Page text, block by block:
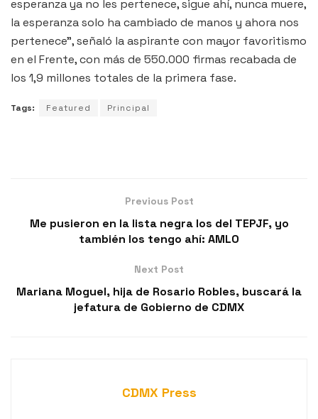
esperanza ya no les pertenece, sigue ahí, nunca muere,
la esperanza solo ha cambiado de manos y ahora nos
pertenece”, señaló la aspirante con mayor favoritismo
en el Frente, con más de 550.000 firmas recabada de
los 1,9 millones totales de la primera fase.
Tags: Featured Principal
Previous Post
Me pusieron en la lista negra los del TEPJF, yo
también los tengo ahí: AMLO
Next Post
Mariana Moguel, hija de Rosario Robles, buscará la
jefatura de Gobierno de CDMX
CDMX Press